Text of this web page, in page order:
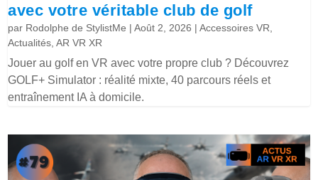
avec votre véritable club de golf
par Rodolphe de StylistMe |Août 2, 2026 |Accessoires VR
Actualités ,AR VR XR
Jouer au golf en VR avec votre propre club ? Découvrez
GOLF+ Simulator : réalité mixte, 40 parcours réels et
entraînement IA à domicile.